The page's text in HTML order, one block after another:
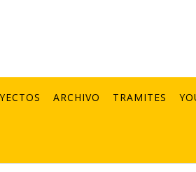
ARCHIVO TRAMITES